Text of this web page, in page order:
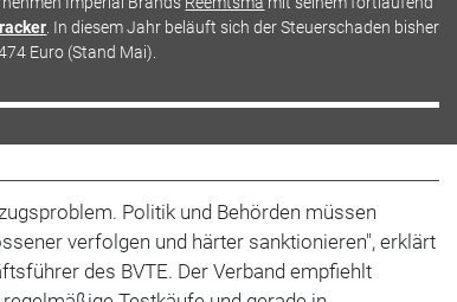
. In diesem Jahr beläuft sich der Steuerschaden bisher
Euro (Stand Mai).
Politik und Behörden müssen
verfolgen und härter sanktionieren", erklärt
des BVTE. Der Verband empfiehlt